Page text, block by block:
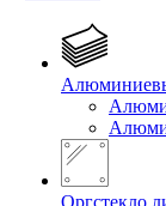
Оргстекло